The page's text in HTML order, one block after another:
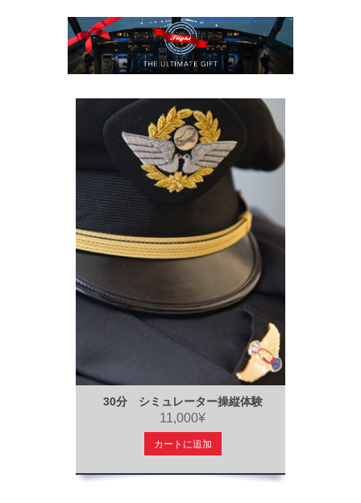
30分 シミュレーター操縦体験
11,000¥
カートに追加